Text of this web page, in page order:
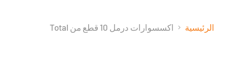
الرئيسية اكسسوارات درمل 10 قطع من Total